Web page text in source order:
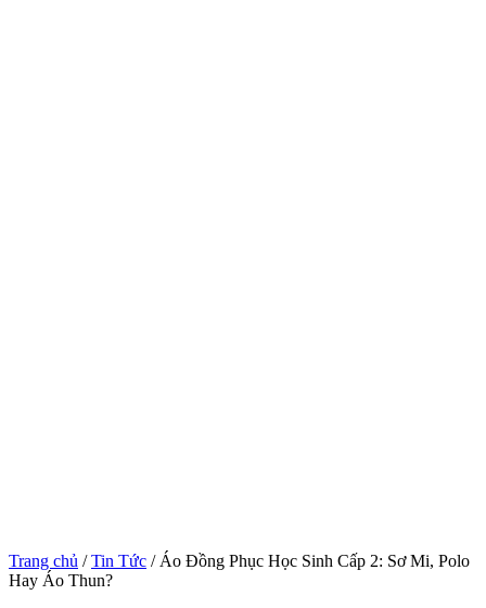
Trang chủ /Tin Tức / Áo Đồng Phục Học Sinh Cấp 2: Sơ Mi, Polo
Hay Áo Thun?